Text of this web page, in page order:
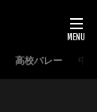
高校バレー 中